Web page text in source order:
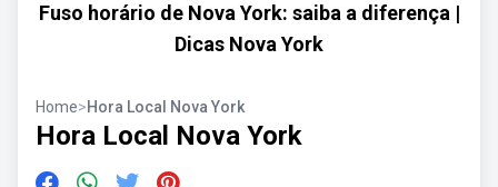
Fuso horário de Nova York: saiba a diferença |
Dicas Nova York
Home>Hora Local Nova York
Hora Local Nova York